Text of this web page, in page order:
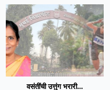
वसंतींची उत्तुंग भरारी...